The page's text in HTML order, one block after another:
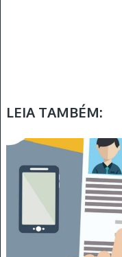
LEIA TAMBÉM: